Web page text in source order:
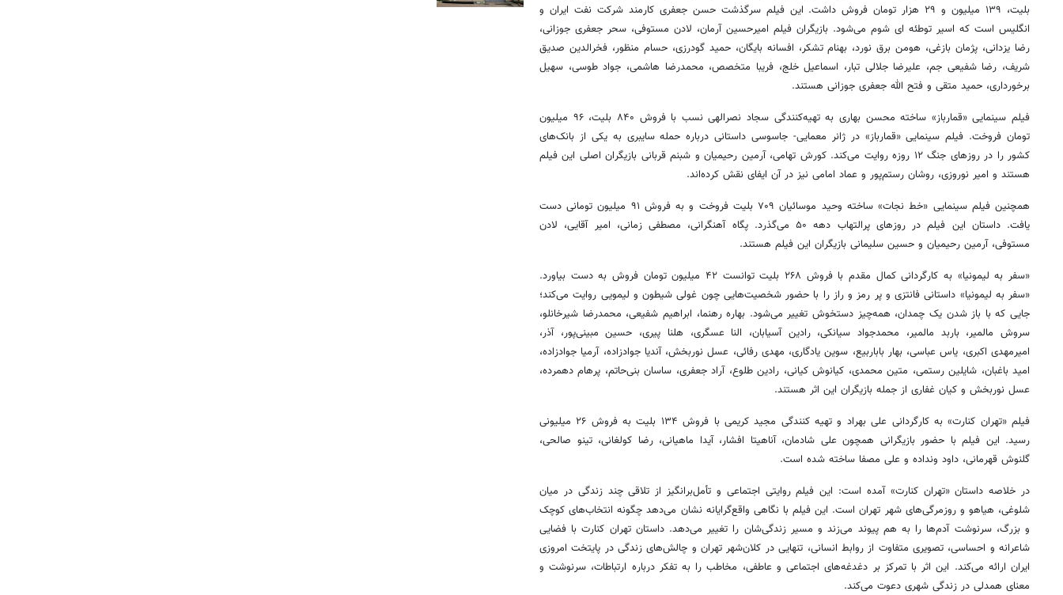
بلیت، ۱۳۹ میلیون و ۲۹ هزار تومان فروش داشت. این فیلم سرگذشت حسن جعفری کارمند شرکت نفت ایران و
انگلیس است که اسیر توطئه ای شوم می‌شود. بازیگران فیلم امیرحسین آرمان، لادن مستوفی، سحر جعفری جوزانی،
رضا یزدانی، پژمان بازغی، هومن برق نورد، بهنام تشکر، افسانه بایگان، حمید گودرزی، حسام منظور، فخرالدین صدیق
شریف، رضا شفیعی‌ جم، علیرضا جلالی تبار، اسماعیل خلج، فریبا متخصص، محمدرضا هاشمی، جواد طوسی، سهیل
برخورداری، حمید متقی و فتح الله جعفری جوزانی هستند.
فیلم سینمایی «قمارباز» ساخته محسن بهاری به تهیه‌کنندگی سجاد نصرالهی نسب با فروش ۸۴۰ بلیت، ۹۶ میلیون
تومان فروخت. فیلم سینمایی «قمارباز» در ژانر معمایی- جاسوسی داستانی درباره حمله سایبری به یکی از بانک‌های
کشور را در روزهای جنگ ۱۲ روزه روایت می‌کند. کورش تهامی، آرمین رحیمیان و شبنم قربانی بازیگران اصلی این فیلم
هستند و امیر نوروزی، روشان رستم‌پور و عماد امامی نیز در آن ایفای نقش کرده‌اند.
همچنین فیلم سینمایی «خط نجات» ساخته وحید موسائیان ۷۰۹ بلیت فروخت و به فروش ۹۱ میلیون تومانی دست
یافت. داستان این فیلم در روزهای پرالتهاب دهه ۵۰ می‌گذرد. پگاه آهنگرانی، مصطفی زمانی، امیر آقایی، لادن
مستوفی، آرمین رحیمیان و حسین سلیمانی بازیگران این فیلم هستند.
«سفر به لیمونیا» به کارگردانی کمال مقدم با فروش ۲۶۸ بلیت توانست ۴۲ میلیون تومان فروش به دست بیاورد.
«سفر به لیمونیا» داستانی فانتزی و پر رمز و راز را با حضور شخصیت‌هایی چون غولی شیطون و لیمویی روایت می‌کند؛
جایی که با باز شدن یک چمدان، همه‌چیز دستخوش تغییر می‌شود. بهاره رهنما، ابراهیم شفیعی، محمدرضا شیرخانلو،
سروش مالمیر، باربد مالمیر، محمدجواد سیانکی، رادین آسیابان، النا عسگری، هلنا پیری، حسین مبینی‌پور، آذر،
امیرمهدی اکبری، یاس عباسی، بهار باباربیع، سوین یادگاری، مهدی رفائی، عسل نوربخش، آندیا جوادزاده، آرمیا جوادزاده،
امید باغبان، شایلین رستمی، متین محمدی، کیانوش کیانی، رادین طلوع، آراد جعفری، ساسان بنی‌حاتم، پرهام دهمرده،
عسل نوربخش و کیان غفاری از جمله بازیگران این اثر هستند.
فیلم «تهران کنارت» به کارگردانی علی بهراد و تهیه کنندگی مجید کریمی با فروش ۱۳۴ بلیت به فروش ۲۶ میلیونی
رسید. این فیلم با حضور بازیگرانی همچون علی شادمان، آناهیتا افشار، آیدا ماهیانی، رضا کولغانی، تینو صالحی،
گلنوش قهرمانی، داود ونداده و علی مصفا ساخته شده است.
در خلاصه داستان «تهران کنارت» آمده است: این فیلم روایتی اجتماعی و تأمل‌برانگیز از تلاقی چند زندگی در میان
شلوغی، هیاهو و روزمرگی‌های شهر تهران است. این فیلم با نگاهی واقع‌گرایانه نشان می‌دهد چگونه انتخاب‌های کوچک
و بزرگ، سرنوشت آدم‌ها را به هم پیوند می‌زند و مسیر زندگی‌شان را تغییر می‌دهد. داستان تهران کنارت با فضایی
شاعرانه و احساسی، تصویری متفاوت از روابط انسانی، تنهایی در کلان‌شهر تهران و چالش‌های زندگی در پایتخت امروزی
ایران ارائه می‌کند. این اثر با تمرکز بر دغدغه‌های اجتماعی و عاطفی، مخاطب را به تفکر درباره ارتباطات، سرنوشت و
معنای همدلی در زندگی شهری دعوت می‌کند.